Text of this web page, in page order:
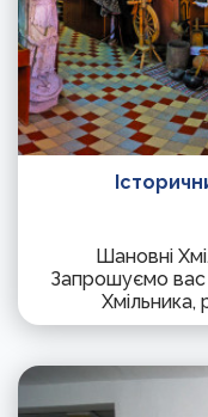
Шановні
Запрошуємо вас
Хмільника,